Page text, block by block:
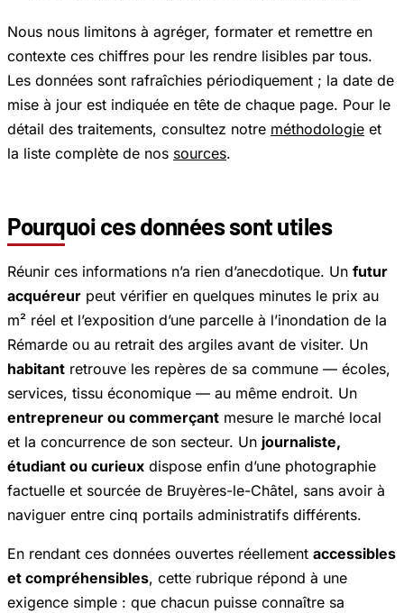
Nous nous limitons à agréger, formater et remettre en
contexte ces chiffres pour les rendre lisibles par tous.
Les données sont rafraîchies périodiquement ; la date de
mise à jour est indiquée en tête de chaque page. Pour le
détail des traitements, consultez notre méthodologie et
la liste complète de nos sources.
Pourquoi ces données sont utiles
Réunir ces informations n’a rien d’anecdotique. Un futur
acquéreur peut vérifier en quelques minutes le prix au
m² réel et l’exposition d’une parcelle à l’inondation de la
Rémarde ou au retrait des argiles avant de visiter. Un
habitant retrouve les repères de sa commune — écoles,
services, tissu économique — au même endroit. Un
entrepreneur ou commerçant mesure le marché local
et la concurrence de son secteur. Un journaliste,
étudiant ou curieux dispose enfin d’une photographie
factuelle et sourcée de Bruyères-le-Châtel, sans avoir à
naviguer entre cinq portails administratifs différents.
En rendant ces données ouvertes réellement accessibles
et compréhensibles, cette rubrique répond à une
exigence simple : que chacun puisse connaître sa